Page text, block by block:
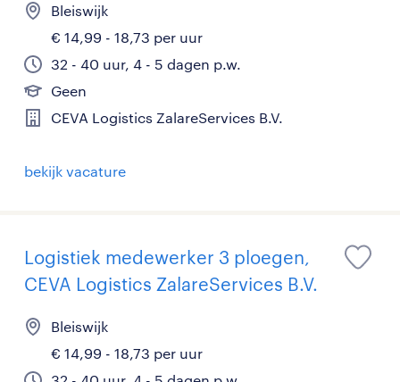
Bleiswijk
€ 14,99 - 18,73 per uur
32 - 40 uur, 4 - 5 dagen p.w.
Geen
CEVA Logistics ZalareServices B.V.
bekijk vacature
Logistiek medewerker 3 ploegen,
CEVA Logistics ZalareServices B.V.
Bleiswijk
€ 14,99 - 18,73 per uur